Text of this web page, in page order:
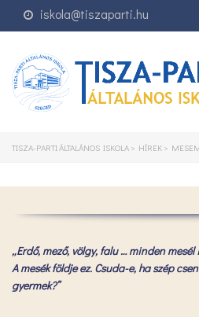
iskola@tiszaparti.hu
TISZA-PARTI ÁLTALÁNOS ISKOLA > HÍREK >
„Erdő, mező, völgy, falu … minden mesél
A mesék földje ez. Csuda-e, ha szép
gyermek?”